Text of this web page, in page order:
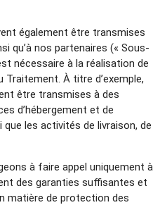
également être transmises
qu’à nos partenaires (« Sous-
nécessaire à la réalisation de
À titre d’exemple,
être transmises à des
d’hébergement et de
les activités de livraison, de
à faire appel uniquement à
des garanties suffisantes et
matière de protection des